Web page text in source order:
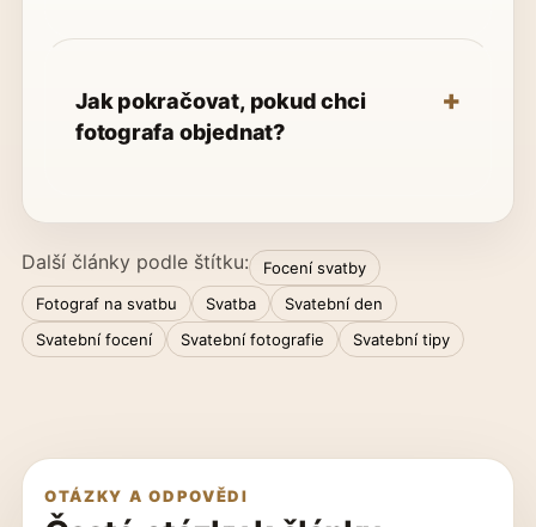
Jak pokračovat, pokud chci
fotografa objednat?
Další články podle štítku:
Focení svatby
Fotograf na svatbu
Svatba
Svatební den
Svatební focení
Svatební fotografie Svatební tipy
OTÁZKY A ODPOVĚDI